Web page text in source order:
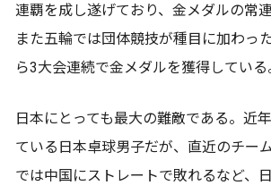
連覇を成し遂げており、金メダルの常
また五輪では団体競技が種目に加わっ
ら3大会連続で金メダルを獲得している
日本にとっても最大の難敵である。近
ている日本卓球男子だが、直近のチー
では中国にストレートで敗れるなど、